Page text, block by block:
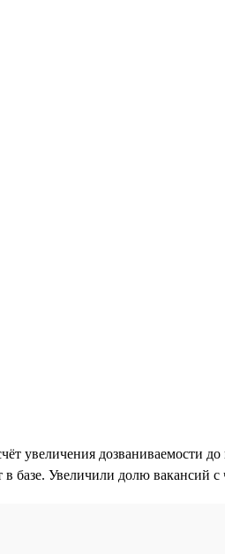
увеличения дозваниваемости до
базе. Увеличили долю вакансий